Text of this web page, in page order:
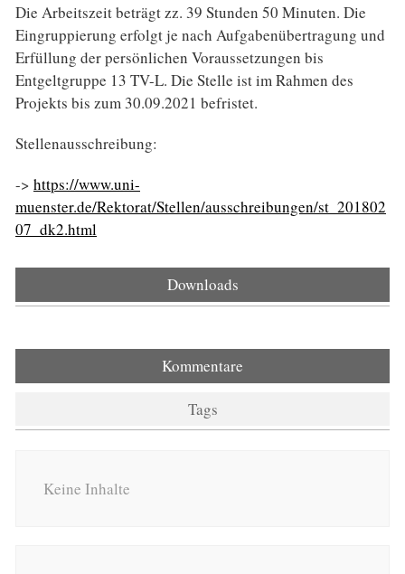
Die Arbeitszeit beträgt zz. 39 Stunden 50 Minuten. Die
Eingruppierung erfolgt je nach Aufgabenübertragung und
Erfüllung der persönlichen Voraussetzungen bis
Entgeltgruppe 13 TV-L. Die Stelle ist im Rahmen des
Projekts bis zum 30.09.2021 befristet.
Stellenausschreibung:
-> https://www.uni-
muenster.de/Rektorat/Stellen/ausschreibungen/st_201802
07_dk2.html
Downloads
Kommentare
Tags
Keine Inhalte